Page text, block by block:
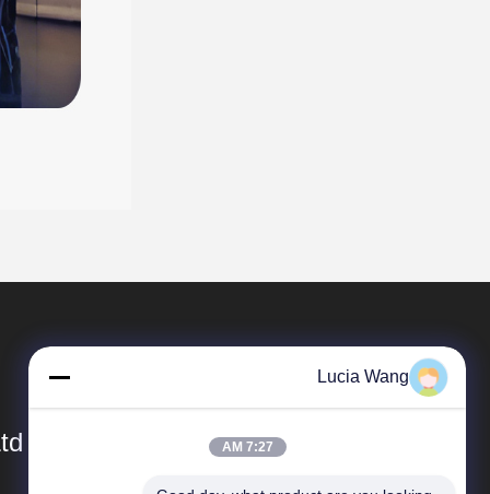
Lucia Wang
7:27 AM